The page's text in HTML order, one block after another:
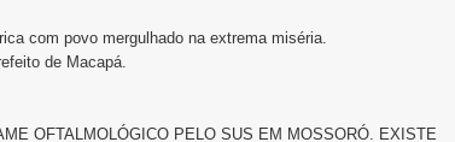
com povo mergulhado na extrema miséria.
de Macapá.
OFTALMOLÓGICO PELO SUS EM MOSSORÓ. EXISTE